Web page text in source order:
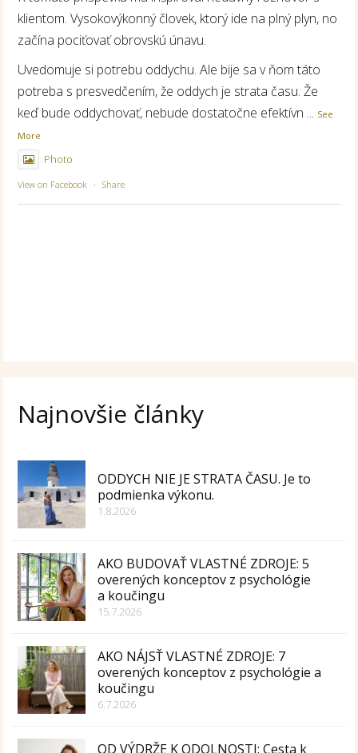
klientom. Vysokovýkonný človek, ktorý ide na plný plyn, no
začína pociťovať obrovskú únavu.
Uvedomuje si potrebu oddychu. Ale bije sa v ňom táto
potreba s presvedčením, že oddych je strata času. Že
keď bude oddychovať, nebude dostatočne efektívn ... See
More
Photo
View on Facebook · Share
Najnovšie články
ODDYCH NIE JE STRATA ČASU. Je to
podmienka výkonu.
1.8.2026
AKO BUDOVAŤ VLASTNÉ ZDROJE: 5
overených konceptov z psychológie
a koučingu
15.7.2026
AKO NÁJSŤ VLASTNÉ ZDROJE: 7
overených konceptov z psychológie a
koučingu
6.7.2026
OD VÝDRŽE K ODOLNOSTI: Cesta k